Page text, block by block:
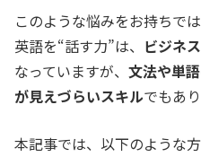
このような悩みをお持ちで
英語を“話す力”は、 ビジネ
なっていますが、 文法や単
が見えづらいスキルでもあり
本記事では、以下のような